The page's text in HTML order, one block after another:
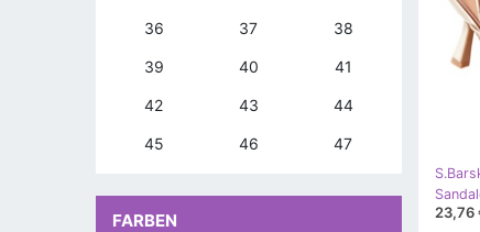
23,76
36 37 38
39 40 41
42 43 44
45 46 47
FARBEN